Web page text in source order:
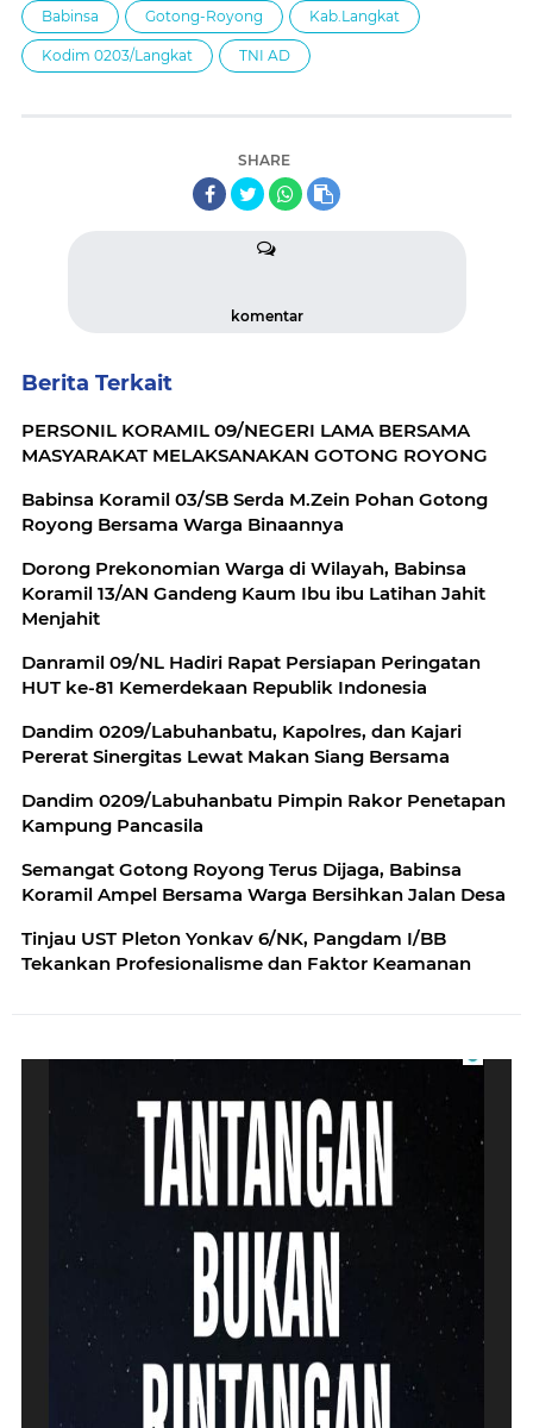
Babinsa Gotong-Royong Kab.Langkat
Kodim 0203/Langkat TNI AD
SHARE
komentar
Berita Terkait
PERSONIL KORAMIL 09/NEGERI LAMA BERSAMA
MASYARAKAT MELAKSANAKAN GOTONG ROYONG
Babinsa Koramil 03/SB Serda M.Zein Pohan Gotong
Royong Bersama Warga Binaannya
Dorong Prekonomian Warga di Wilayah, Babinsa
Koramil 13/AN Gandeng Kaum Ibu ibu Latihan Jahit
Menjahit
Danramil 09/NL Hadiri Rapat Persiapan Peringatan
HUT ke-81 Kemerdekaan Republik Indonesia
Dandim 0209/Labuhanbatu, Kapolres, dan Kajari
Pererat Sinergitas Lewat Makan Siang Bersama
Dandim 0209/Labuhanbatu Pimpin Rakor Penetapan
Kampung Pancasila
Semangat Gotong Royong Terus Dijaga, Babinsa
Koramil Ampel Bersama Warga Bersihkan Jalan Desa
Tinjau UST Pleton Yonkav 6/NK, Pangdam I/BB
Tekankan Profesionalisme dan Faktor Keamanan